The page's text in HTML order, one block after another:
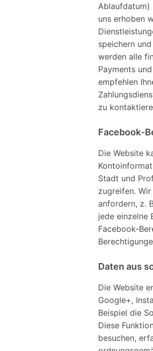
Ablaufdatum)
uns erhoben
speichern
werden alle
Payments
empfehlen
zu
Facebook-
Die Website
Stadt und
zugreifen.
anfordern, z.
jede einzelne
Facebook-
Daten aus
Die Website
Google+,
Beispiel die
Diese
besuchen,